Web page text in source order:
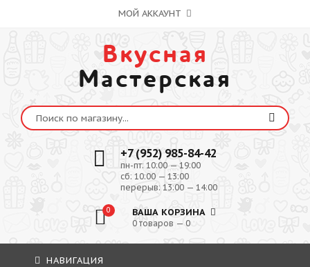
МОЙ АККАУНТ
Вкусная
Мастерская
+7 (952) 985-84-42
пн-пт: 10:00 — 19:00
сб: 10:00 — 13:00
перерыв: 13:00 — 14:00
0 ВАША КОРЗИНА
0 товаров — 0
НАВИГАЦИЯ